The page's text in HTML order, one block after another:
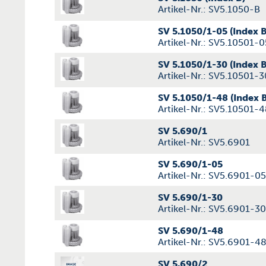
Artikel-Nr.: SV5.1050-B
SV 5.1050/1-05 (Index
Artikel-Nr.: SV5.10501-
SV 5.1050/1-30 (Index
Artikel-Nr.: SV5.10501-
SV 5.1050/1-48 (Index
Artikel-Nr.: SV5.10501-
SV 5.690/1
Artikel-Nr.: SV5.6901
SV 5.690/1-05
Artikel-Nr.: SV5.6901-05
SV 5.690/1-30
Artikel-Nr.: SV5.6901-30
SV 5.690/1-48
Artikel-Nr.: SV5.6901-48